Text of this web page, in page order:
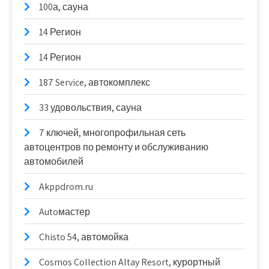
100а, сауна
14 Регион
14 Регион
187 Service, автокомплекс
33 удовольствия, сауна
7 ключей, многопрофильная сеть
автоцентров по ремонту и обслуживанию
автомобилей
Akppdrom.ru
Autoмастер
Chisto 54, автомойка
Cosmos Collection Altay Resort, курортный